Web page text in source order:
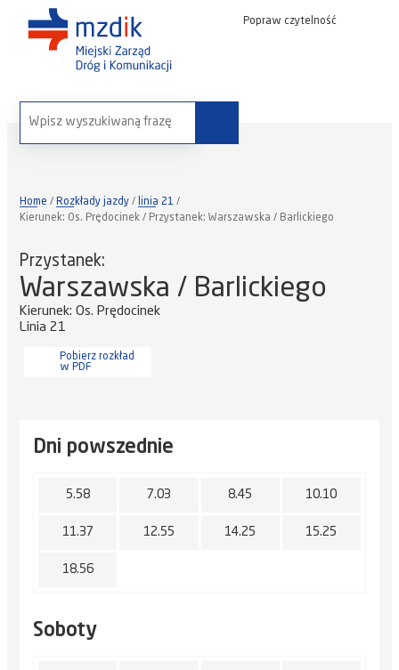
Popraw czytelność
wyszukaj na stronie:
Home Rozkłady jazdy
linia 21
Kierunek: Os. Prędocinek / Przystanek: Warszawska / Barlickiego
Przystanek:
Warszawska / Barlickiego
Kierunek: Os. Prędocinek
Linia 21
Pobierz rozkład
w PDF
Dni powszednie
5.58 7.03 8.45 10.10
11.37 12.55 14.25 15.25
18.56
Soboty